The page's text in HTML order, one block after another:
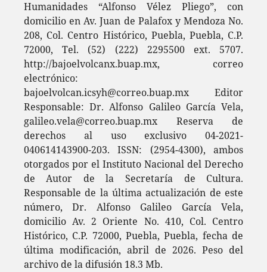
Humanidades “Alfonso Vélez Pliego”, con
domicilio en Av. Juan de Palafox y Mendoza No.
208, Col. Centro Histórico, Puebla, Puebla, C.P.
72000, Tel. (52) (222) 2295500 ext. 5707.
http://bajoelvolcanx.buap.mx, correo
electrónico:
bajoelvolcan.icsyh@correo.buap.mx Editor
Responsable: Dr. Alfonso Galileo García Vela,
galileo.vela@correo.buap.mx Reserva de
derechos al uso exclusivo 04-2021-
040614143900-203. ISSN: (2954-4300), ambos
otorgados por el Instituto Nacional del Derecho
de Autor de la Secretaría de Cultura.
Responsable de la última actualización de este
número, Dr. Alfonso Galileo García Vela,
domicilio Av. 2 Oriente No. 410, Col. Centro
Histórico, C.P. 72000, Puebla, Puebla, fecha de
última modificación, abril de 2026. Peso del
archivo de la difusión 18.3 Mb.